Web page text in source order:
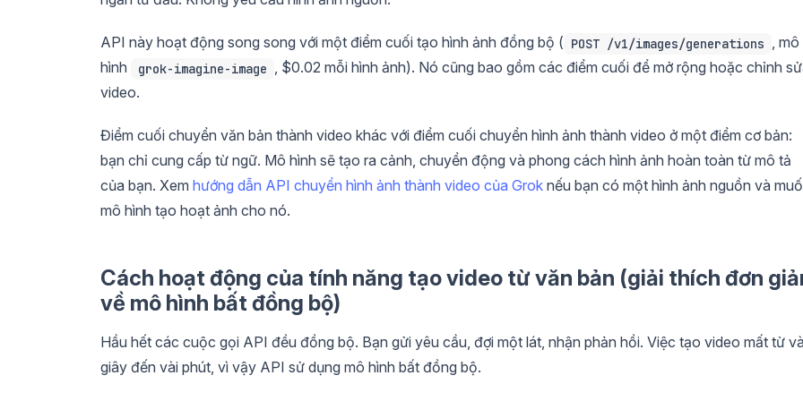
API này hoạt động song song với một điểm cuối tạo hình ảnh đồng bộ ( POST /v1/images/generations
, mô
hình
grok-imagine-image
, $0.02 mỗi hình ảnh). Nó cũng bao gồm các điểm cuối để mở rộng hoặc chỉnh
video.
Điểm cuối chuyển văn bản thành video khác với điểm cuối chuyển hình ảnh thành video ở một điểm cơ bản:
bạn chỉ cung cấp từ ngữ. Mô hình sẽ tạo ra cảnh, chuyển động và phong cách hình ảnh hoàn toàn từ mô tả
của bạn. Xem hướng dẫn API chuyển hình ảnh thành video của Grok nếu bạn có một hình ảnh nguồn và
mô hình tạo hoạt ảnh cho nó.
Cách hoạt động của tính năng tạo video từ văn bản (giải thích đơn
về mô hình bất đồng bộ)
Hầu hết các cuộc gọi API đều đồng bộ. Bạn gửi yêu cầu, đợi một lát, nhận phản hồi. Việc tạo video mất từ
giây đến vài phút, vì vậy API sử dụng mô hình bất đồng bộ.